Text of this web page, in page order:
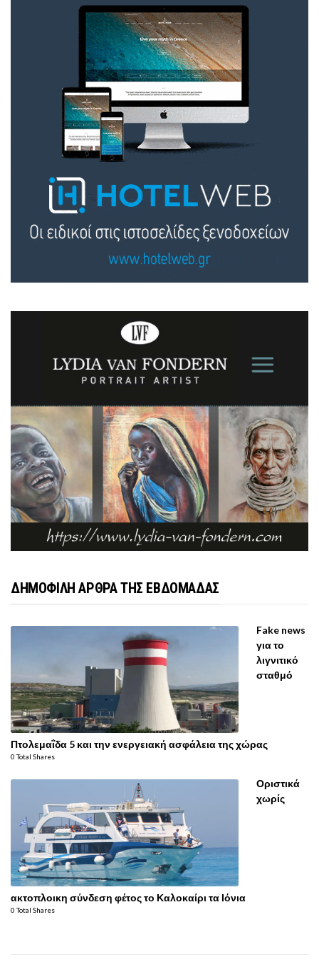
ΔΗΜΟΦΙΛΗ ΑΡΘΡΑ ΤΗΣ ΕΒΔΟΜΑΔΑΣ
Fake news
για το
λιγνιτικό
σταθμό
Πτολεμαΐδα 5 και την ενεργειακή ασφάλεια της χώρας
0 Total Shares
Οριστικά
χωρίς
ακτοπλοικη σύνδεση φέτος το Καλοκαίρι τα Ιόνια
0 Total Shares